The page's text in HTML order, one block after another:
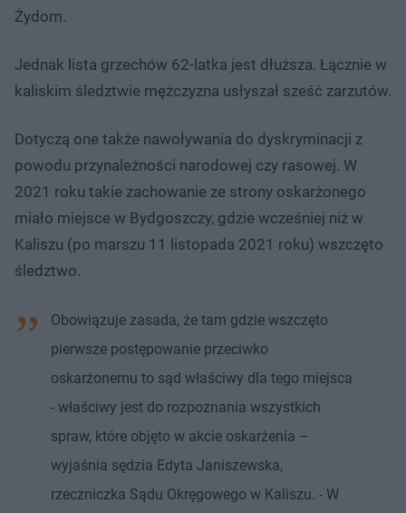
Żydom.
Jednak lista grzechów 62-latka jest dłuższa. Łącznie w
kaliskim śledztwie mężczyzna usłyszał sześć zarzutów.
Dotyczą one także nawoływania do dyskryminacji z
powodu przynależności narodowej czy rasowej. W
2021 roku takie zachowanie ze strony oskarżonego
miało miejsce w Bydgoszczy, gdzie wcześniej niż w
Kaliszu (po marszu 11 listopada 2021 roku) wszczęto
śledztwo.
Obowiązuje zasada, że tam gdzie wszczęto
pierwsze postępowanie przeciwko
oskarżonemu to sąd właściwy dla tego miejsca
- właściwy jest do rozpoznania wszystkich
spraw, które objęto w akcie oskarżenia –
wyjaśnia sędzia Edyta Janiszewska,
rzeczniczka Sądu Okręgowego w Kaliszu. - W